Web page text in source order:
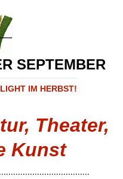
SEPTEMBER
IM HERBST!
Theater,
Kunst